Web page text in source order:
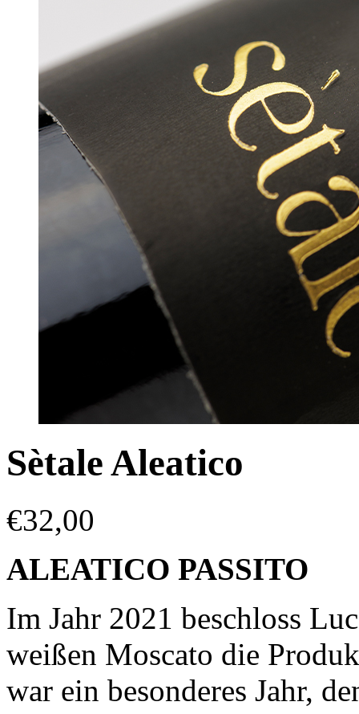
Sètale Aleatico
€32,00
ALEATICO PASSITO
Im Jahr 2021 beschloss
weißen Moscato die
war ein besonderes Jahr,